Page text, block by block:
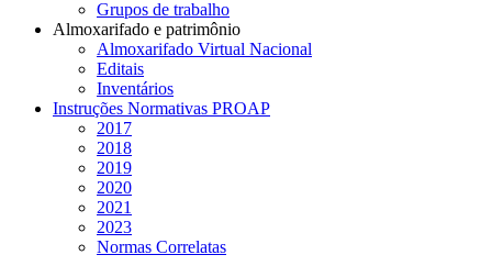
Grupos de trabalho
Almoxarifado e patrimônio
Almoxarifado Virtual Nacional
Editais
Inventários
Instruções Normativas PROAP
2017
2018
2019
2020
2021
2023
Normas Correlatas